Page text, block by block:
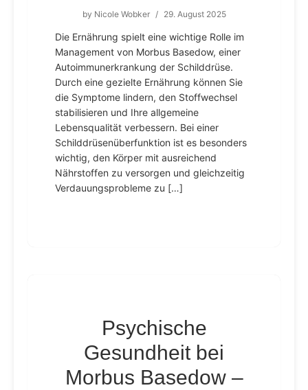
by Nicole Wobker / 29. August 2025
Die Ernährung spielt eine wichtige Rolle im
Management von Morbus Basedow, einer
Autoimmunerkrankung der Schilddrüse.
Durch eine gezielte Ernährung können Sie
die Symptome lindern, den Stoffwechsel
stabilisieren und Ihre allgemeine
Lebensqualität verbessern. Bei einer
Schilddrüsenüberfunktion ist es besonders
wichtig, den Körper mit ausreichend
Nährstoffen zu versorgen und gleichzeitig
Verdauungsprobleme zu […]
Psychische
Gesundheit bei
Morbus Basedow –